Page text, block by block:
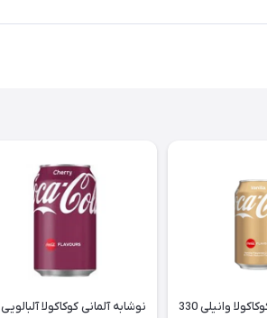
نوشابه آلمانی کوکاکولا وانیلی 330
نوشابه آلمانی کوکاکولا آلبالویی